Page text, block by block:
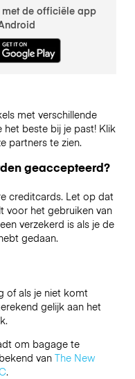
de officiële app
met verschillende
beste bij je past! Klik
partners te zien.
geaccepteerd?
creditcards. Let op dat
voor het gebruiken van
verzekerd is als je de
gedaan.
of als je niet komt
gelijk aan het
om bagage te
van The New
.